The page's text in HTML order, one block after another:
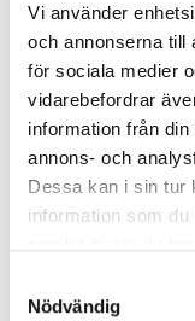
Vi använder
och annonserna till
för sociala medier
vidarebefordrar
information från
annons- och
Dessa kan i sin tur
information som
Nödvändig
mediepolitiken.
Debatt
Replik: ”Sociala
Replik: ”Public